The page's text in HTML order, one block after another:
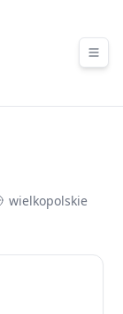
wielkopolskie